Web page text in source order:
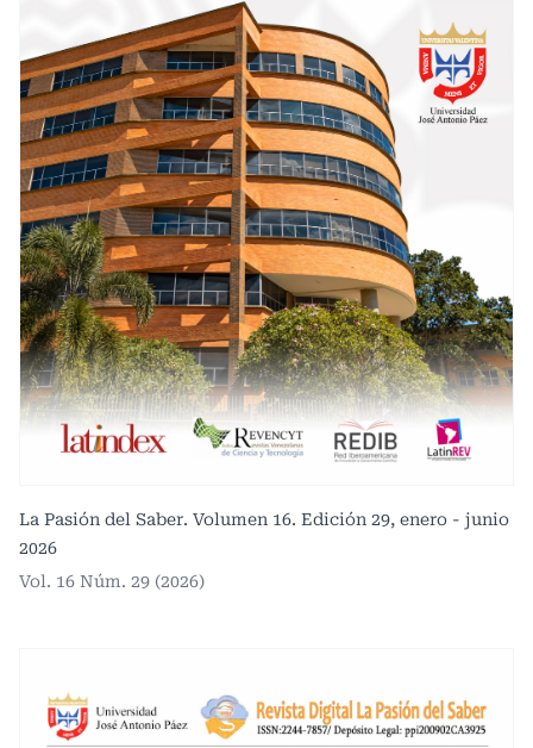
La Pasión del Saber. Volumen 16. Edición 29, enero - junio
2026
Vol. 16 Núm. 29 (2026)